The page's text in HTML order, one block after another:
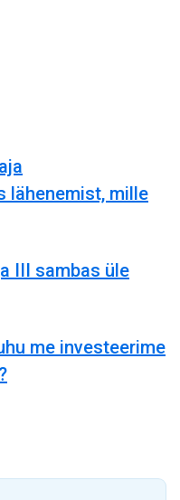
lähenemist, mille
III sambas üle
me investeerime